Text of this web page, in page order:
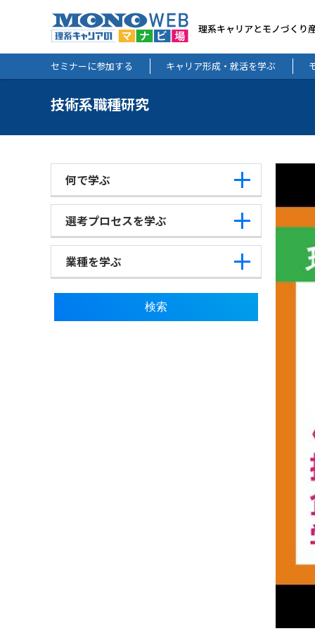
理系キャリアとモノづくり
セミナーに参加する キャリア形成・就活を学ぶ
技術系職種研究
何で学ぶ
選考プロセスを学ぶ
業種を学ぶ